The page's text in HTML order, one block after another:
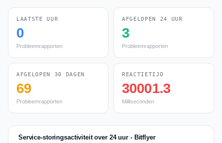
LAATSTE UUR
0
Probleemrapporten
AFGELOPEN 24 UUR
3
Probleemrapporten
AFGELOPEN 30 DAGEN
69
Probleemrapporten
REACTIETIJD
30001.3
Milliseconden
Service-storingsactiviteit over 24 uur - Bitflyer